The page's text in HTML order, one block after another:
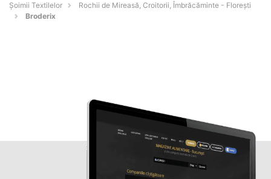
Șoimii Textilelor
Rochii de Mireasă, Croitorii, Îmbrăcăminte - Floreşti
Broderix